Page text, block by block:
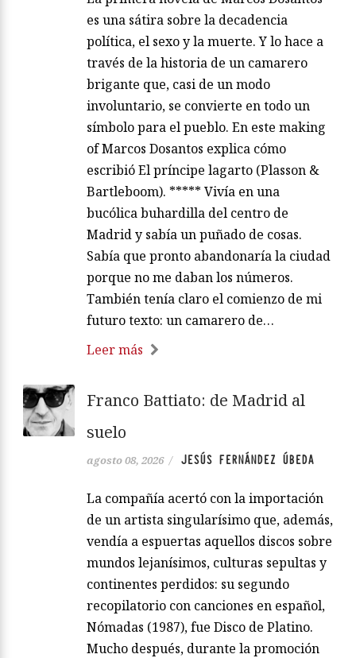
es una sátira sobre la decadencia
política, el sexo y la muerte. Y lo hace a
través de la historia de un camarero
brigante que, casi de un modo
involuntario, se convierte en todo un
símbolo para el pueblo. En este making
of Marcos Dosantos explica cómo
escribió El príncipe lagarto (Plasson &
Bartleboom). ***** Vivía en una
bucólica buhardilla del centro de
Madrid y sabía un puñado de cosas.
Sabía que pronto abandonaría la ciudad
porque no me daban los números.
También tenía claro el comienzo de mi
futuro texto: un camarero de…
Leer más
Franco Battiato: de Madrid al
suelo
agosto 08, 2026 / JESÚS FERNÁNDEZ ÚBEDA
La compañía acertó con la importación
de un artista singularísimo que, además,
vendía a espuertas aquellos discos sobre
mundos lejanísimos, culturas sepultas y
continentes perdidos: su segundo
recopilatorio con canciones en español,
Nómadas (1987), fue Disco de Platino.
Mucho después, durante la promoción